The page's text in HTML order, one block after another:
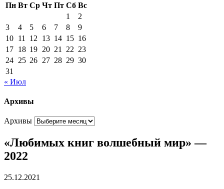
Пн Вт Ср Чт Пт Сб Вс
1
2
3
4 5 6 7 8
9
10 11 12 13 14 15 16
17 18 19 20 21 22 23
24 25 26 27 28 29 30
31
« Июл
Архивы
Архивы
«Любимых книг волшебный мир» —
2022
25.12.2021